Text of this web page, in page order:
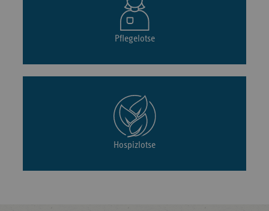
Pflegelotse
Hospizlotse